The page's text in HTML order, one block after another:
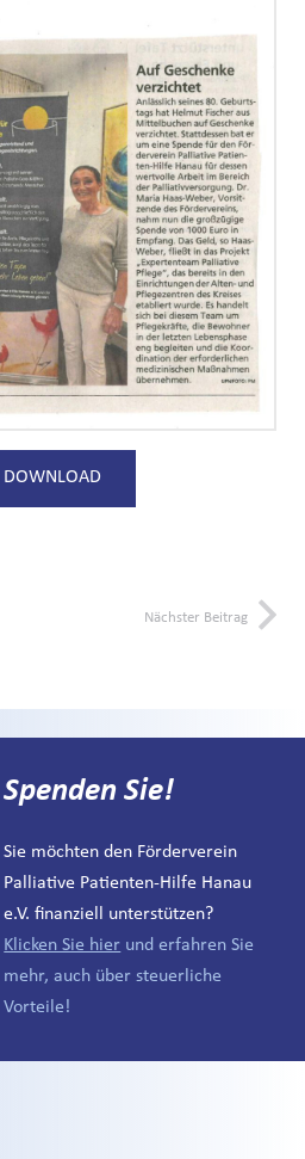
DOWNLOAD
Nächster Beitrag
Spenden Sie!
Sie möchten den Förderverein
Palliative Patienten-Hilfe Hanau
e.V. finanziell unterstützen?
Klicken Sie hier und erfahren Sie
mehr, auch über steuerliche
Vorteile!